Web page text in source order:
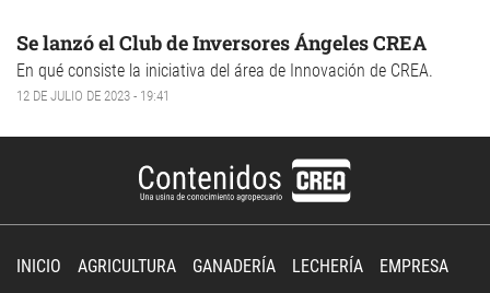
Se lanzó el Club de Inversores Ángeles CREA
En qué consiste la iniciativa del área de Innovación de CREA.
12 DE JULIO DE 2023 - 19:41
INICIO AGRICULTURA GANADERÍA LECHERÍA
EMPRESA